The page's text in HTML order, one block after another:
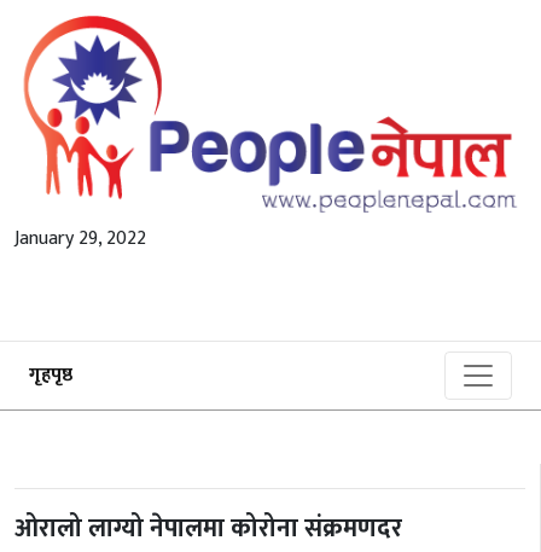
January 29, 2022
गृहपृष्ठ
ओरालो लाग्यो नेपालमा कोरोना संक्रमणदर